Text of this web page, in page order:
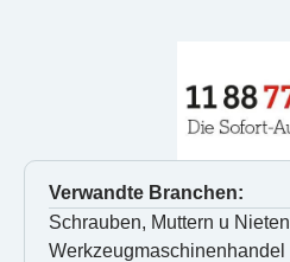
Verwandte Branchen:
Schrauben, Muttern u Nieten
Werkzeugmaschinenhandel